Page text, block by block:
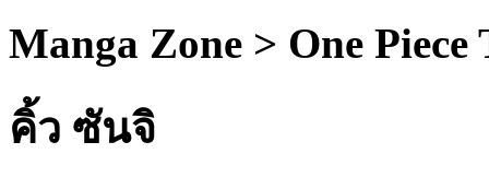
Manga Zone > One
คิ้ว ซันจิ